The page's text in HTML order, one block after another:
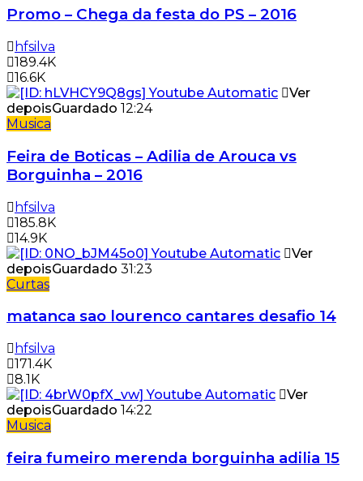
Promo – Chega da festa do PS – 2016
hfsilva
189.4K
16.6K
Ver
depoisGuardado 12:24
Musica
Feira de Boticas – Adilia de Arouca vs
Borguinha – 2016
hfsilva
185.8K
14.9K
Ver
depoisGuardado 31:23
Curtas
matanca sao lourenco cantares desafio 14
hfsilva
171.4K
8.1K
Ver
depoisGuardado 14:22
Musica
feira fumeiro merenda borguinha adilia 15